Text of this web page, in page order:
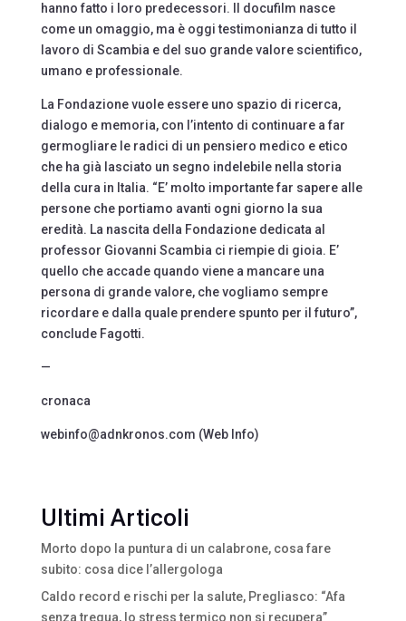
hanno fatto i loro predecessori. Il docufilm nasce
come un omaggio, ma è oggi testimonianza di tutto il
lavoro di Scambia e del suo grande valore scientifico,
umano e professionale.
La Fondazione vuole essere uno spazio di ricerca,
dialogo e memoria, con l’intento di continuare a far
germogliare le radici di un pensiero medico e etico
che ha già lasciato un segno indelebile nella storia
della cura in Italia. “E’ molto importante far sapere alle
persone che portiamo avanti ogni giorno la sua
eredità. La nascita della Fondazione dedicata al
professor Giovanni Scambia ci riempie di gioia. E’
quello che accade quando viene a mancare una
persona di grande valore, che vogliamo sempre
ricordare e dalla quale prendere spunto per il futuro”,
conclude Fagotti.
—
cronaca
webinfo@adnkronos.com (Web Info)
Ultimi Articoli
Morto dopo la puntura di un calabrone, cosa fare
subito: cosa dice l’allergologa
Caldo record e rischi per la salute, Pregliasco: “Afa
senza tregua, lo stress termico non si recupera”